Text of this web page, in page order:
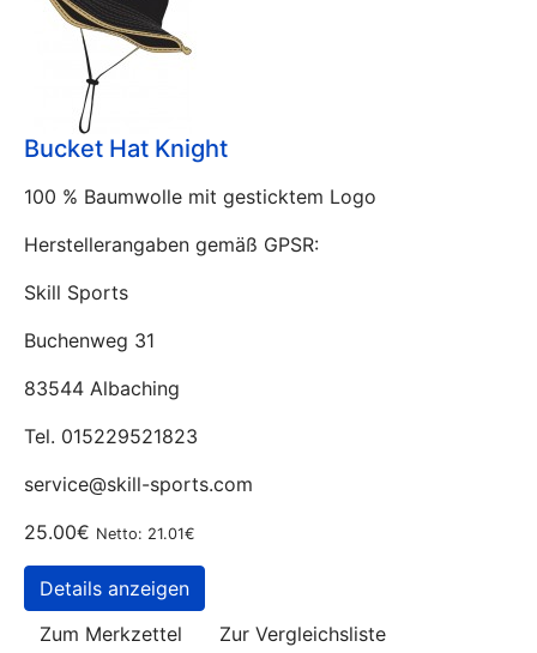
Bucket Hat Knight
100 % Baumwolle mit gesticktem Logo
Herstellerangaben gemäß GPSR:
Skill Sports
Buchenweg 31
83544 Albaching
Tel. 015229521823
service@skill-sports.com
25.00€ Netto: 21.01€
Details anzeigen
Zum Merkzettel
Zur Vergleichsliste